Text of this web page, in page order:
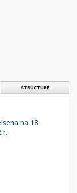
STRUCTURE
na 18
r.